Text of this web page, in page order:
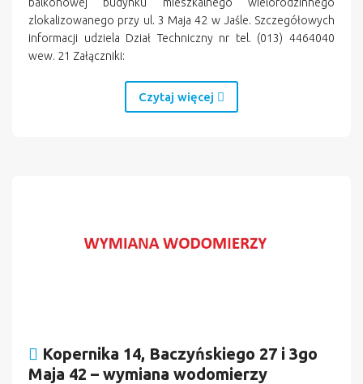
zlokalizowanego przy ul. 3 Maja 42 w Jaśle. Szczegółowych
informacji udziela Dział Techniczny nr tel. (013) 4464040
wew. 21 Załączniki:
Czytaj więcej
Kopernika 14, Baczyńskiego 27 i 3go
Maja 42 – wymiana wodomierzy